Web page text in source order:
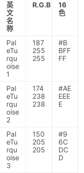
英
文
名
称
R.G.B
16
色
Pal
eTu
rqu
oise
1
187
255
255
#B
BFF
FF
Pal
eTu
rqu
oise
2
174
238
238
#AE
EEE
E
Pal
eTu
rqu
oise
3
150
205
205
#9
6C
DC
D